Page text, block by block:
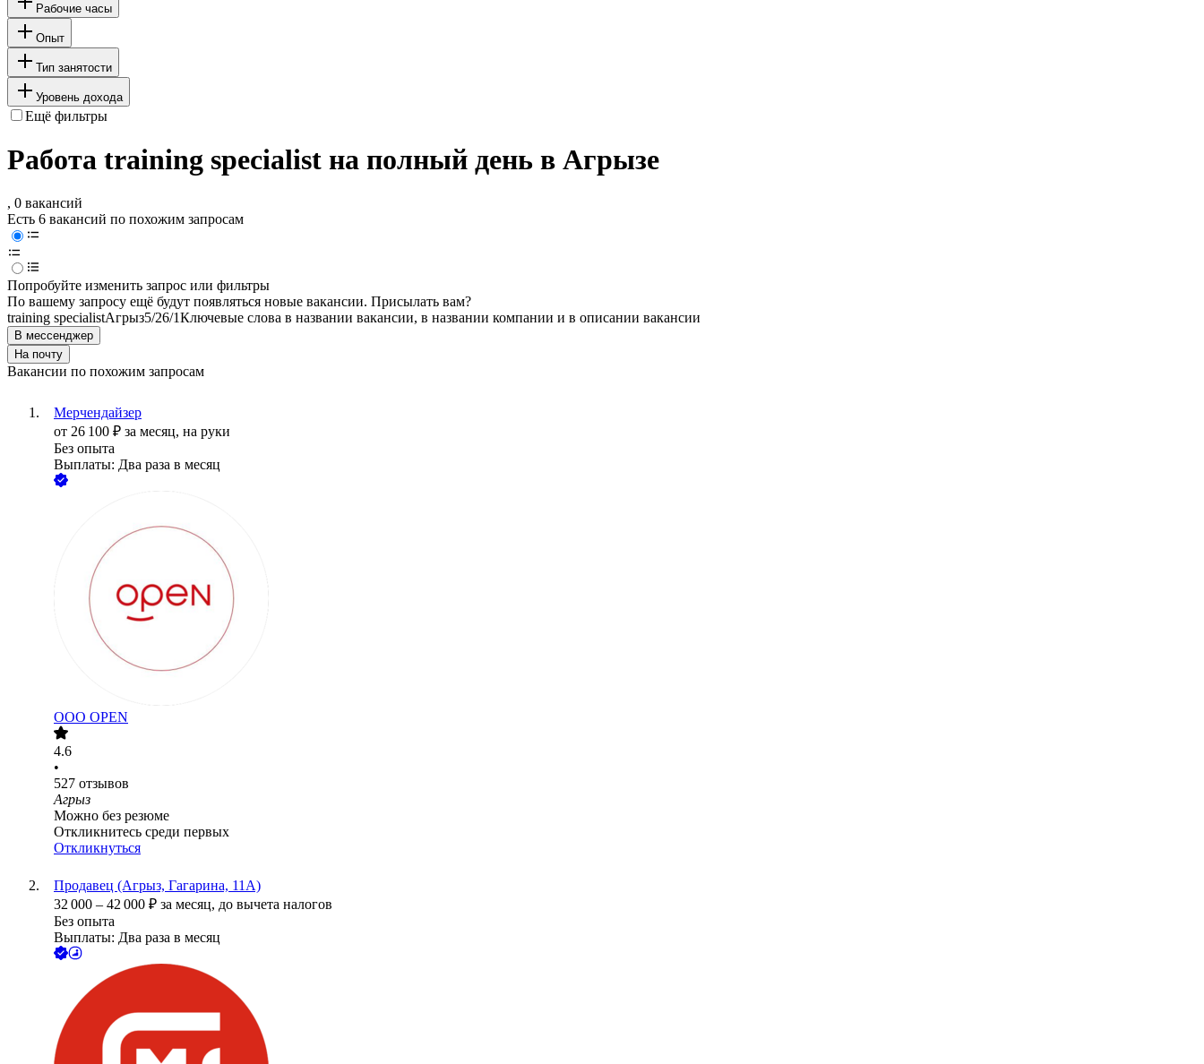
Рабочие часы
Опыт
Тип занятости
Уровень дохода
Ещё фильтры
Работа training specialist на полный день в Агрызе
, 0 вакансий
Есть 6 вакансий по похожим запросам
Попробуйте изменить запрос или фильтры
По вашему запросу ещё будут появляться новые вакансии. Присылать вам?
training specialistАгрыз5/26/1Ключевые слова в названии вакансии, в названии компании и в описании вакансии
В мессенджер
На почту
Вакансии по похожим запросам
Мерчендайзер
от 26 100 ₽ за месяц, на руки
Без опыта
Выплаты: Два раза в месяц
ООО OPEN
4.6
•
527 отзывов
Агрыз
Можно без резюме
Откликнитесь среди первых
Откликнуться
Продавец (Агрыз, Гагарина, 11А)
32 000 – 42 000 ₽ за месяц, до вычета налогов
Без опыта
Выплаты: Два раза в месяц